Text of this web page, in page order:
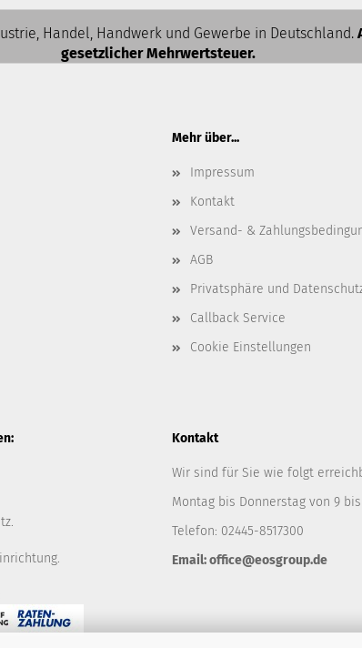
Handel, Handwerk und Gewerbe in Deutschland.
gesetzlicher Mehrwertsteuer.
Mehr über...
Impressum
Kontakt
Versand- &
AGB
Privatsphäre und
Callback Service
Cookie Einstellungen
Kontakt
Wir sind für Sie wie folgt
Montag bis Donnerstag von 9 bis
Telefon: 02445-8517300
Email: office@eosgroup.de